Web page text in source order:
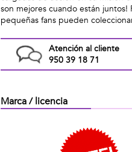
son mejores cuando están
pequeñas fans pueden
Atención al cliente
950 39 18 71
Marca / licencia